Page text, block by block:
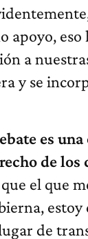
apoyo, eso
a
y se
es
de los
el que
de